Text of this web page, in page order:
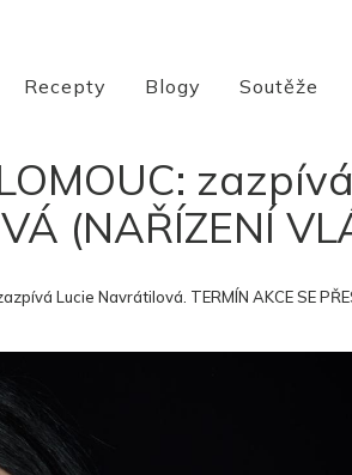
Recepty Blogy Soutěže
(NAŘÍZENÍ
Lucie Navrátilová. TERMÍN AKCE SE